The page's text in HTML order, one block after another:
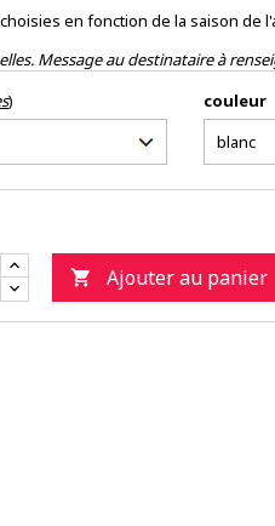
en fonction de la saison de
Message au destinataire à
) couleur
 Ajouter au panier